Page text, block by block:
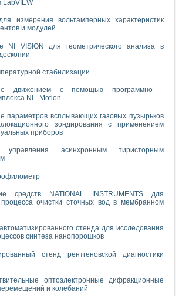
LabVIEW
измерения вольтамперных характеристик
и модулей
NI VISION для геометрического анализа в
стабилизации
движением с помощью программно -
NI - Motion
параметров всплывающих газовых пузырьков
зондирования с применением
приборов
управления асинхронным тиристорным
средств NATIONAL INSTRUMENTS для
очистки сточных вод в мембранном
стенда для исследования
синтеза нанопорошков
стенд рентгеновской диагностики
оптоэлектронные дифракционные
и колебаний